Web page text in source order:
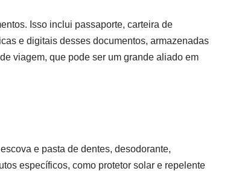
Isso inclui passaporte, carteira de
e digitais desses documentos, armazenadas
viagem, que pode ser um grande aliado em
e pasta de dentes, desodorante,
específicos, como protetor solar e repelente